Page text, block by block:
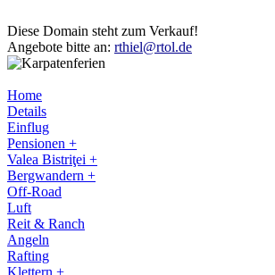
Diese Domain steht zum Verkauf!
Angebote bitte an: rthiel@rtol.de
Home
Details
Einflug
Pensionen +
Valea Bistriţei +
Bergwandern +
Off-Road
Luft
Reit & Ranch
Angeln
Rafting
Klettern +